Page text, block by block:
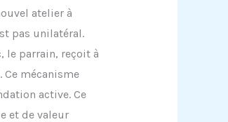
atelier à
pas unilatéral.
le parrain, reçoit à
mécanisme
active. Ce
et de valeur